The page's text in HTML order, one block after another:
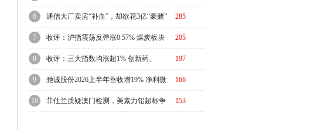
上申购日为8月10日 285
6 通信大厂卖房“补血”，却欲花3亿“豪赌”
205
7 收评：沪指震荡反弹涨0.57% 煤炭板块
集体走强 197
8 收评：三大指数均涨超1% 创新药、
CRO概念全线走强 166
9 驰诚股份2026上半年营收增19% 净利微
增3% 153
10 菲仕兰质疑澳门检测，美素力铅超标争